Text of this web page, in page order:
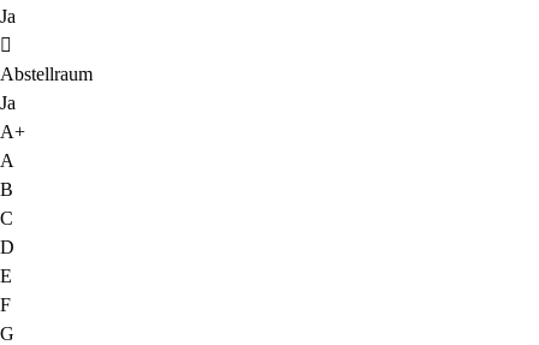
Ja
Abstellraum
Ja
A+
A
B
C
D
E
F
G